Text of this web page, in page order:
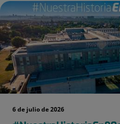
6 de julio de 2026